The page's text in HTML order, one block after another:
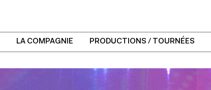
LA COMPAGNIE PRODUCTIONS / TOURNÉES